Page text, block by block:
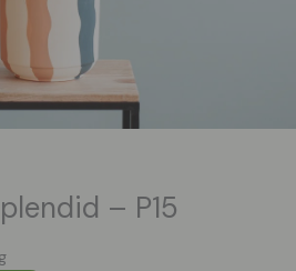
– P15